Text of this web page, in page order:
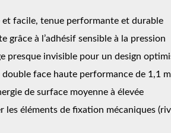
et facile, tenue performante et durable
grâce à l’adhésif sensible à la pression
presque invisible pour un design
double face haute performance de 1,1
de surface moyenne à élevée
les éléments de fixation mécaniques